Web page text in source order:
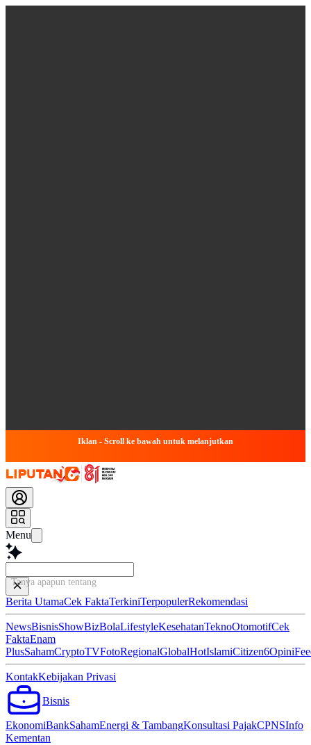
Iklan - Scroll ke bawah untuk melanjutkan
Menu
Tanya apapun tentang artikel
Berita UtamaCek FaktaTerkiniTerpopulerRekomendasi
NewsBisnisShowBizBolaLifestyleKesehatanTeknoOtomotifCek
FaktaEnam
PlusSahamCryptoTVFotoRegionalGlobalHotIslamiCitizen6Opini
KontakKebijakan Privasi
Bisnis
EkonomiBankSahamEnergi & TambangKonsultasi PajakCPNSInfo
Kementan